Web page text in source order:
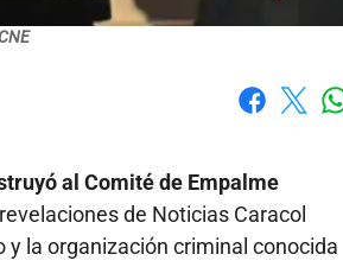
al Comité de Empalme
de Noticias Caracol
la organización criminal conocida